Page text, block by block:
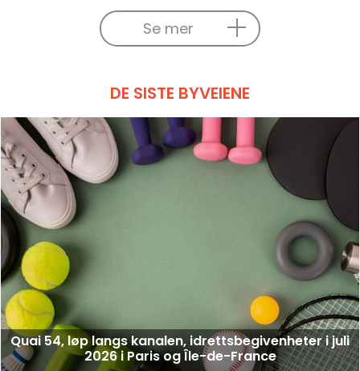
Se mer
DE SISTE BYVEIENE
Quai 54, løp langs kanalen, idrettsbegivenheter i juli
2026 i Paris og Île-de-France